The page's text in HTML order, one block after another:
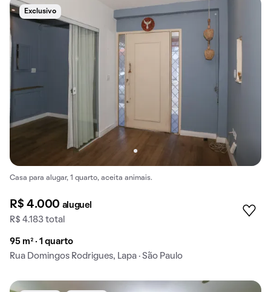
Exclusivo
Casa para alugar, 1 quarto, aceita animais.
R$ 4.000 aluguel
R$ 4.183 total
95 m² · 1 quarto
Rua Domingos Rodrigues, Lapa · São Paulo